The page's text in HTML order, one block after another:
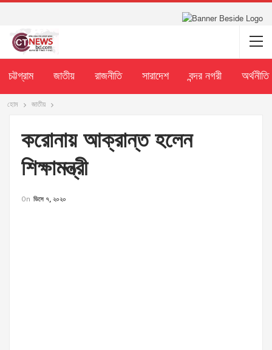
চট্টগ্রাম জাতীয় রাজনীতি সারাদেশ বন্দর নগরী অর্থনীতি
হোম জাতীয়
করোনায় আক্রান্ত হলেন
শিক্ষামন্ত্রী
On ডিসে ৭, ২০২০